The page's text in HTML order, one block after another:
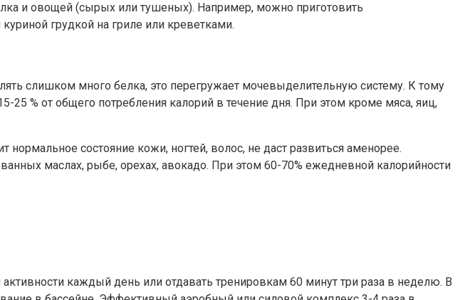
и овощей (сырых или тушеных). Например, можно приготовить
грудкой на гриле или креветками.
слишком много белка, это перегружает мочевыделительную систему. К тому
25 % от общего потребления калорий в течение дня. При этом кроме мяса, яиц,
состояние кожи, ногтей, волос, не даст развиться аменорее.
маслах, рыбе, орехах, авокадо. При этом 60-70% ежедневной калорийности
каждый день или отдавать тренировкам 60 минут три раза в неделю. В